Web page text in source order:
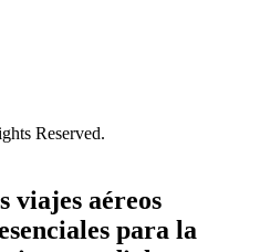
Reserved.
viajes aéreos
para la